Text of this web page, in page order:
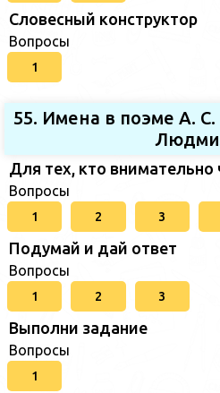
Словесный конструктор
Вопросы
1
55. Имена в поэме А.
Для тех, кто внимательно
Вопросы
1 2 3
Подумай и дай ответ
Вопросы
1 2 3
Выполни задание
Вопросы
1